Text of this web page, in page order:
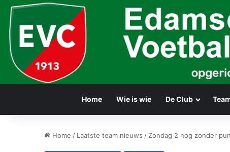
Home Wie is wie De Club
Home / Laatste team nieuws / Zondag 2 nog zonder